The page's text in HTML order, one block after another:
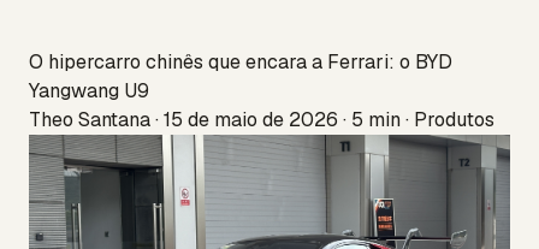
O hipercarro chinês que encara a Ferrari: o BYD
Yangwang U9
Theo Santana · 15 de maio de 2026 · 5 min · Produtos